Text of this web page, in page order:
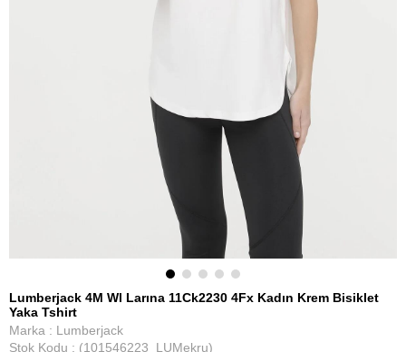
Lumberjack 4M Wl Larına 11Ck2230 4Fx Kadın Krem Bisiklet
Yaka Tshirt
Marka : Lumberjack
Stok Kodu
(101546223_LUMekru)